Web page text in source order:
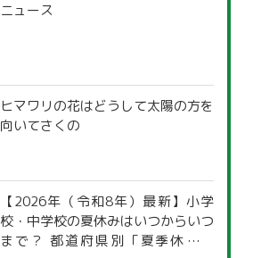
ニュース
ヒマワリの花はどうして太陽の方を
向いてさくの
【2026年（令和8年）最新】小学
校・中学校の夏休みはいつからいつ
まで？ 都道府県別「夏季休暇一